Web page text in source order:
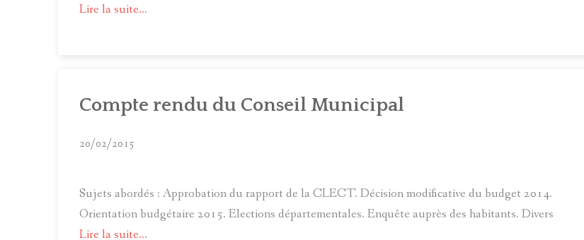
Lire la suite...
Compte rendu du Conseil Municipal
20/02/2015
Sujets abordés : Approbation du rapport de la CLECT. Décision modificative du budget 2014.
Orientation budgétaire 2015. Elections départementales. Enquête auprès des habitants. Divers
Lire la suite...